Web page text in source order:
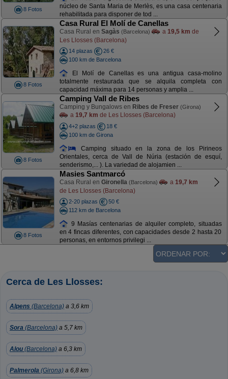
8 Fotos
núcleo de Santa Maria de Merlès, es una casa centenaria
rehabilitada para disponer de tod ...
8 Fotos
Casa Rural El Molí de Canellas
Casa Rural en Sagàs (Barcelona) a 19,5 km de
Les Llosses (Barcelona)
14 plazas
26 €
100 km de Barcelona
El Molí de Canellas es una antigua casa-molino
totalmente restaurada que se alquila completa con
capacidad máxima para 14 personas y amplia ...
8 Fotos
Camping Vall de Ribes
Camping y Bungalows en Ribes de Freser (Girona)
a 19,7 km de Les Llosses (Barcelona)
4+2 plazas
18 €
100 km de Girona
Camping situado en la zona de los Pirineos
Orientales, cerca de Vall de Núria (estación de esquí,
senderismo,... ). La variedad de alojamien ...
8 Fotos
Masies Santmarcó
Casa Rural en Gironella (Barcelona) a 19,7 km
de Les Llosses (Barcelona)
2-20 plazas
50 €
112 km de Barcelona
9 Masías centenarias de alquiler completo, situadas
en 4 fincas diferentes, con capacidades desde 2 hasta 20
personas, en entornos privilegi ...
Cerca de Les Llosses:
Alpens (Barcelona) a 3,6 km
Sora (Barcelona) a 5,7 km
Alou (Barcelona) a 6,3 km
Palmerola (Girona) a 6,8 km